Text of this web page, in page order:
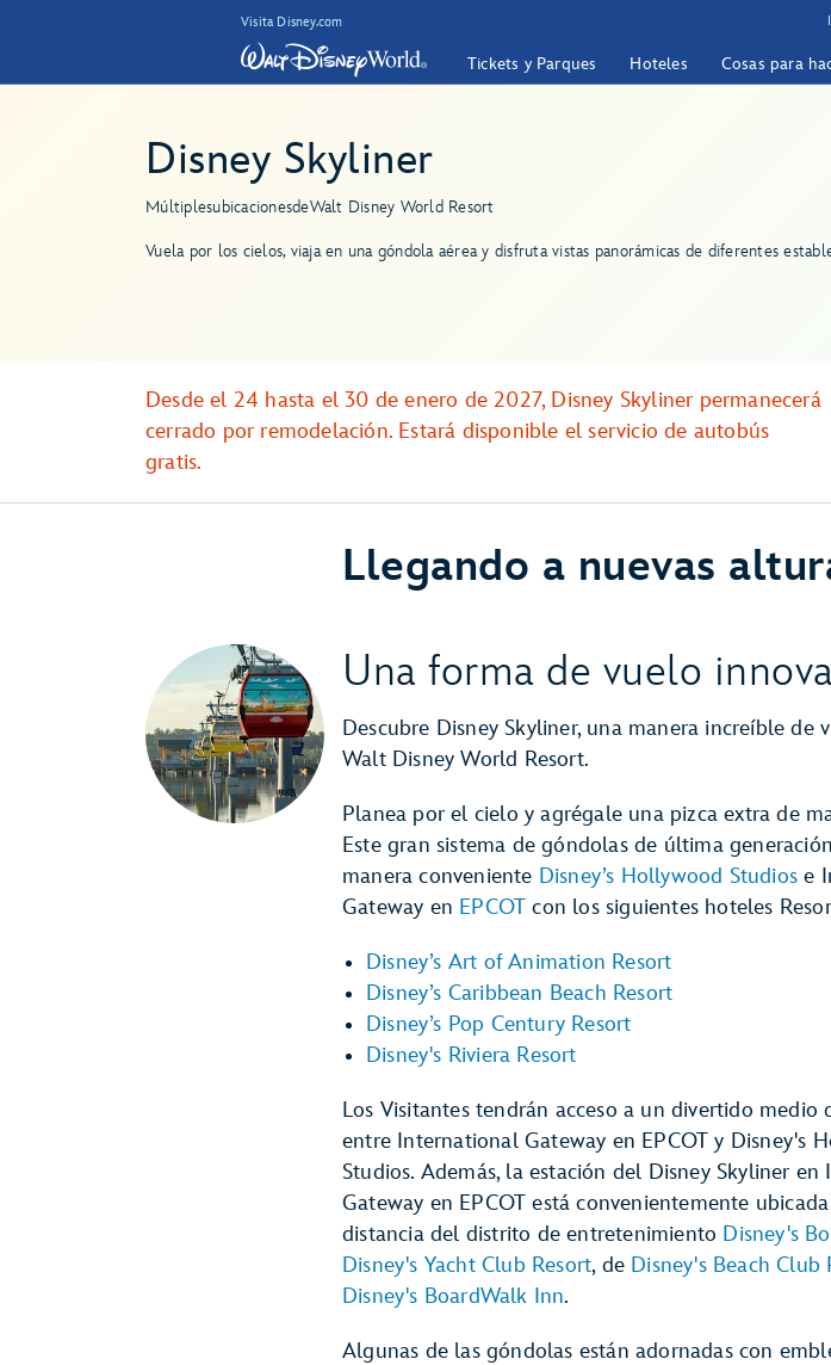
Visita Disney.com
Tickets y Parques Hoteles Cosas para
Disney Skyliner
MúltiplesubicacionesdeWalt Disney World Resort
Vuela por los cielos, viaja en una góndola aérea y disfruta vistas panorámicas de diferentes
Desde el 24 hasta el 30 de enero de 2027, Disney Skyliner permanecerá
cerrado por remodelación. Estará disponible el servicio de autobús
gratis.
Llegando a nuevas
Una forma de vuelo
Descubre Disney Skyliner, una manera increíble de
Walt Disney World Resort.
Planea por el cielo y agrégale una pizca extra de
Este gran sistema de góndolas de última
manera conveniente Disney’s Hollywood Studios e
Gateway en EPCOT con los siguientes hoteles
Disney’s Art of Animation Resort
Disney’s Caribbean Beach Resort
Disney’s Pop Century Resort
Disney's Riviera Resort
Los Visitantes tendrán acceso a un divertido medio
entre International Gateway en EPCOT y Disney's
Studios. Además, la estación del Disney Skyliner
Gateway en EPCOT está convenientemente
distancia del distrito de entretenimiento Disney's
Disney's Yacht Club Resort, de Disney's Beach Club
Disney's BoardWalk Inn.
Algunas de las góndolas están adornadas con